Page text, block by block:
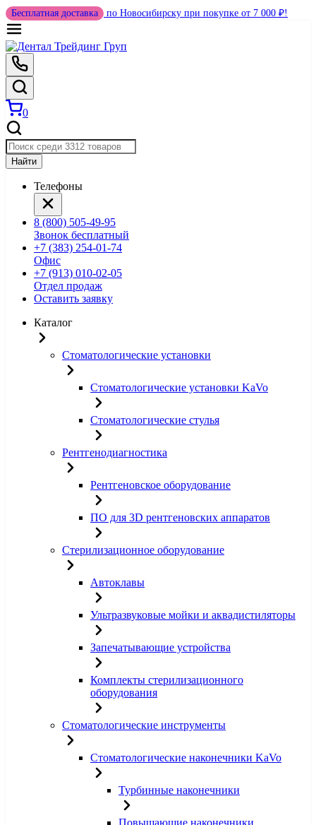
Бесплатная доставка по Новосибирску при покупке от 7 000 ₽!
0
Найти
Телефоны
8 (800) 505-49-95
Звонок бесплатный
+7 (383) 254-01-74
Офис
+7 (913) 010-02-05
Отдел продаж
Оставить заявку
Каталог
Стоматологические установки
Стоматологические установки KaVo
Стоматологические стулья
Рентгенодиагностика
Рентгеновское оборудование
ПО для 3D рентгеновских аппаратов
Стерилизационное оборудование
Автоклавы
Ультразвуковые мойки и аквадистиляторы
Запечатывающие устройства
Комплекты стерилизационного
оборудования
Стоматологические инструменты
Стоматологические наконечники KaVo
Турбинные наконечники
Повышающие наконечники